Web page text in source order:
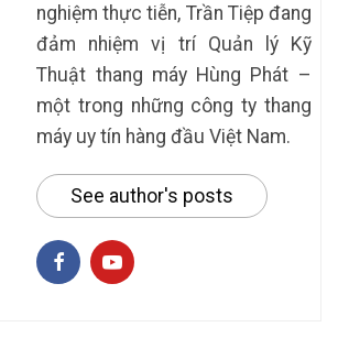
nghiệm thực tiễn, Trần Tiệp đang
đảm nhiệm vị trí Quản lý Kỹ
Thuật thang máy Hùng Phát –
một trong những công ty thang
máy uy tín hàng đầu Việt Nam.
See author's posts